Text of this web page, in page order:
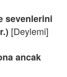
sevenlerini
[Deylemi]
ancak